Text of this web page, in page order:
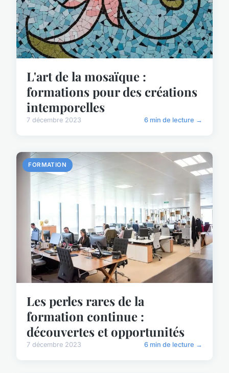
L'art de la mosaïque :
formations pour des créations
intemporelles
7 décembre 2023 6 min de lecture →
FORMATION
Les perles rares de la
formation continue :
découvertes et opportunités
7 décembre 2023 6 min de lecture →